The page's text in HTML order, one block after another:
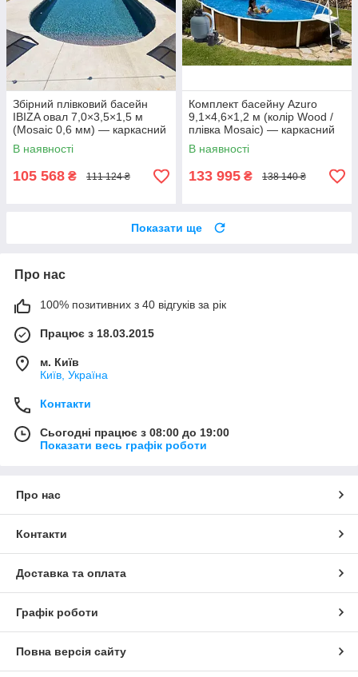
Збірний плівковий басейн
IBIZA овал 7,0×3,5×1,5 м
(Mosaic 0,6 мм) — каркасний
басейн для приватного
використання
В наявності
105 568 ₴ 111 124 ₴
Комплект басейну Azuro
9,1×4,6×1,2 м (колір Wood /
плівка Mosaic) — каркасний
басейн для наземного або
заглибленого встановлення
В наявності
133 995 ₴ 138 140 ₴
Показати ще
Про нас
100% позитивних з 40 відгуків за рік
Працює з 18.03.2015
м. Київ
Київ, Україна
Контакти
Сьогодні працює з 08:00 до 19:00
Показати весь графік роботи
Про нас
Контакти
Доставка та оплата
Графік роботи
Повна версія сайту